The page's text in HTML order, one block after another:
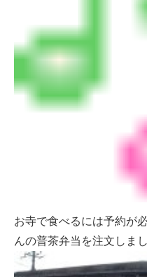
お寺で食べるには予約が
んの普茶弁当を注文しまし